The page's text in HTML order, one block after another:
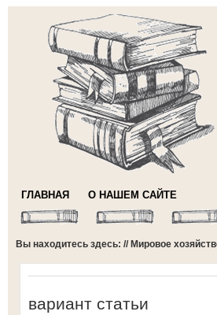
ГЛАВНАЯ О НАШЕМ САЙТЕ
Вы находитесь здесь: // Мировое
вариант статьи